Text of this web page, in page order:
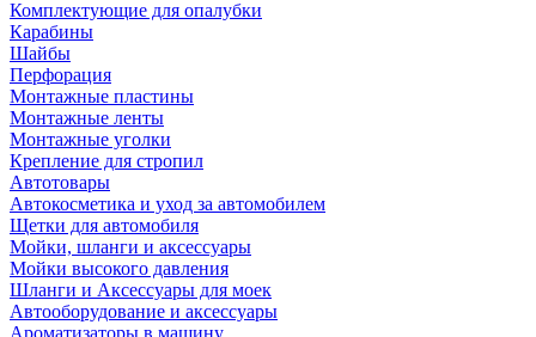
Комплектующие для опалубки
Карабины
Шайбы
Перфорация
Монтажные пластины
Монтажные ленты
Монтажные уголки
Крепление для стропил
Автотовары
Автокосметика и уход за автомобилем
Щетки для автомобиля
Мойки, шланги и аксессуары
Мойки высокого давления
Шланги и Аксессуары для моек
Автооборудование и аксессуары
Ароматизаторы в машину